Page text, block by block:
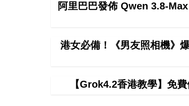
阿里巴巴發佈 Qwen 3.8-
港女必備！《男友照相機》
【Grok4.2香港教學】免